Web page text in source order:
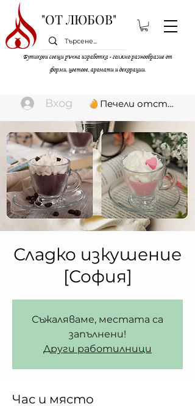
"ОТ ЛЮБОВ"
Бутикови свещи ръчна изработка - голямо разнообразие от
форми, цветове, аромати и декорации.
Вход Печели отстъпки
Сладко изкушение
[София]
Съжаляваме, местата са
запълнени!
Други работилници
Час и място